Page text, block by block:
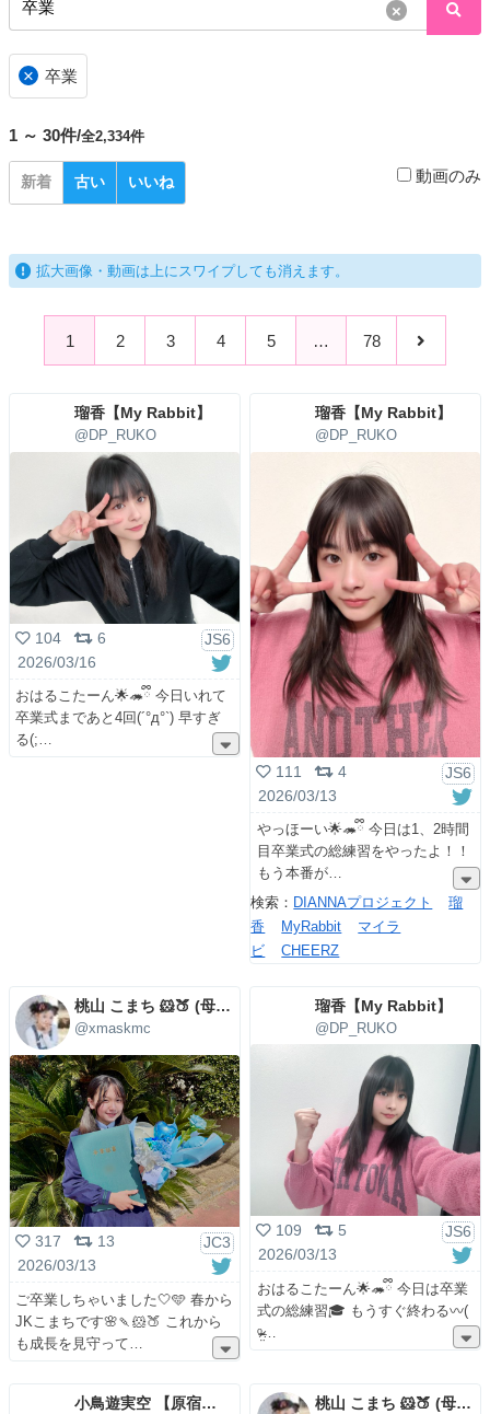
×
× 卒業
1 ～ 30件/全2,334件
新着 古い いいね 動画のみ
拡大画像・動画は上にスワイプしても消えます。
1 2 3 4 5 … 78
瑠香【My Rabbit】
@DP_RUKO
104 6
JS6
2026/03/16
おはるこたーん🌟🦔ྀི 今日いれて
卒業式まであと4回(´°д°`) 早すぎ
る(;
瑠香【My Rabbit】
@DP_RUKO
111 4
JS6
2026/03/13
やっほーい🌟🦔ྀི 今日は1、2時間
目卒業式の総練習をやったよ！！
もう本番が
検索： DIANNAプロジェクト
瑠
香
MyRabbit
マイラ
ビ
CHEERZ
桃山 こまち 🐹🍑 (母管理)
@xmaskmc
317 13
JC3
2026/03/13
ご卒業しちゃいました🤍🩵 春から
JKこまちです🌸🍡🐹🍑 これから
も成長を見守って
瑠香【My Rabbit】
@DP_RUKO
109 5
JS6
2026/03/13
おはるこたーん🌟🦔ྀི 今日は卒業
式の総練習🎓 もうすぐ終わる〰️(
ᵒ̴̶̷̤
小鳥遊実空‎‎‎‎ 【原宿学園‎🤍】 桃山 こまち 🐹🍑 (母管理)